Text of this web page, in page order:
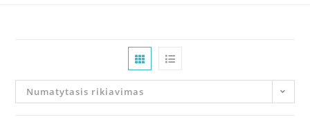
Numatytasis rikiavimas